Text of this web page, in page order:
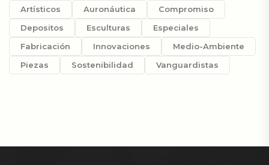
Artísticos Auronáutica
Compromiso
Depositos
Esculturas
Especiales
Fabricación
Innovaciones
Medio-Ambiente
Piezas
Sostenibilidad Vanguardistas